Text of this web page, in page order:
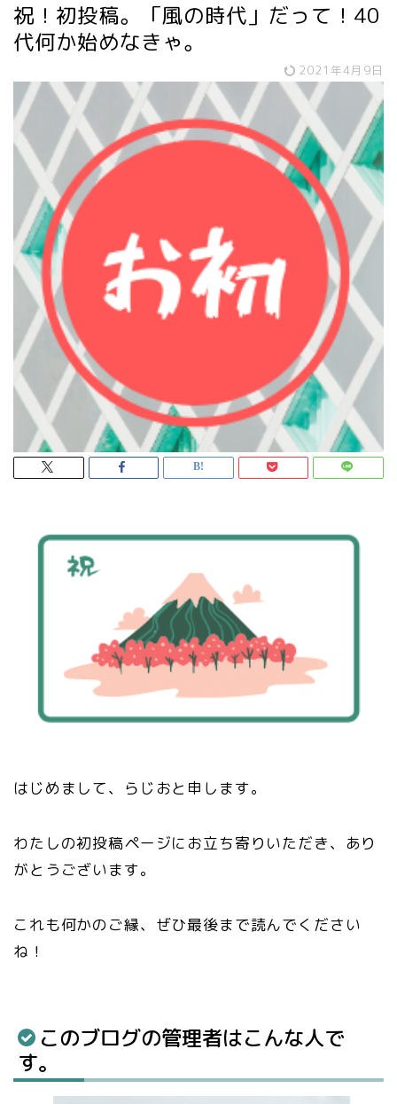
祝！初投稿。「風の時代」だって！40
代何か始めなきゃ。
2021年4月9日
はじめまして、らじおと申します。
わたしの初投稿ページにお立ち寄りいただき、あり
がとうございます。
これも何かのご縁、ぜひ最後まで読んでください
ね！
このブログの管理者はこんな人で
す。